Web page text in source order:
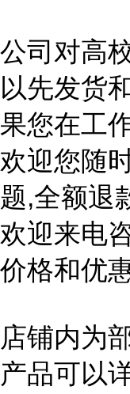
公司对高
以先发货
果您在工
欢迎您随
题,全额退
欢迎来电
价格和优
店铺内为
产品可以